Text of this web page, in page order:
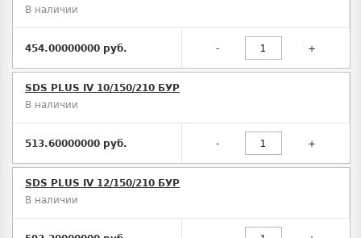
В наличии
454.00000000 руб. - +
SDS PLUS IV 10/150/210 БУР
В наличии
513.60000000 руб. - +
SDS PLUS IV 12/150/210 БУР
В наличии